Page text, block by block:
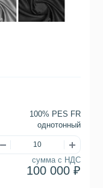
сумма с НДС
100 000 ₽
100% PES FR
однотонный